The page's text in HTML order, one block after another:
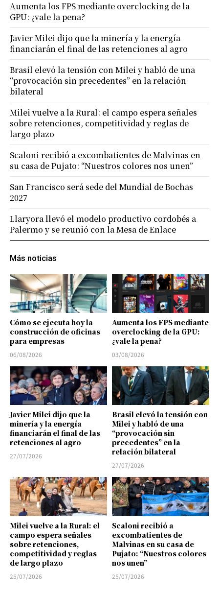
Más noticias
Cómo se ejecuta hoy la
construcción de oficinas
para empresas
06/08/2026
Aumenta los FPS mediante
overclocking de la GPU:
¿vale la pena?
03/08/2026
Javier Milei dijo que la
minería y la energía
financiarán el final de las
retenciones al agro
27/07/2026
Brasil elevó la tensión con
Milei y habló de una
“provocación sin
precedentes” en la
relación bilateral
27/07/2026
Milei vuelve a la Rural: el
campo espera señales
sobre retenciones,
competitividad y reglas
de largo plazo
25/07/2026
Scaloni recibió a
excombatientes de
Malvinas en su casa de
Pujato: “Nuestros colores
nos unen”
25/07/2026
Aumenta los FPS mediante overclocking de la
GPU: ¿vale la pena?
Javier Milei dijo que la minería y la energía
financiarán el final de las retenciones al agro
Brasil elevó la tensión con Milei y habló de una
“provocación sin precedentes” en la relación
bilateral
Milei vuelve a la Rural: el campo espera señales
sobre retenciones, competitividad y reglas de
largo plazo
Scaloni recibió a excombatientes de Malvinas en
su casa de Pujato: “Nuestros colores nos unen”
San Francisco será sede del Mundial de Bochas
2027
Llaryora llevó el modelo productivo cordobés a
Palermo y se reunió con la Mesa de Enlace